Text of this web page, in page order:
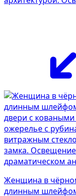
Женщина в
длинным